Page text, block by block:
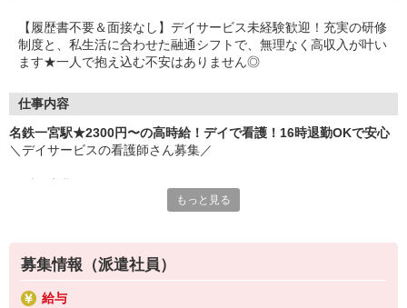
【履歴書不要＆面接なし】デイサービス未経験歓迎！充実の研修
制度と、私生活に合わせた融通シフトで、無理なく高収入が叶い
ます★一人で抱え込む不安はありません◎
仕事内容
名鉄一宮駅★2300円〜の高時給！デイで看護！16時退勤OKで安心
＼デイサービスの看護師さん募集／
・服薬管理
・介護職員や訪問医との連携
・看護記録の作成 等
もっと見る
募集情報（派遣社員）
給与